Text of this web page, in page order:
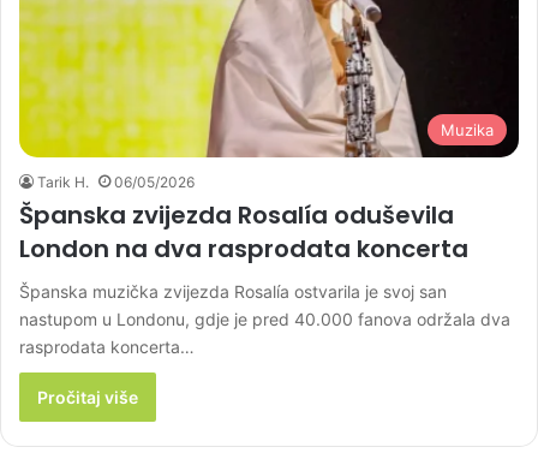
Muzika
Tarik H. 06/05/2026
Španska zvijezda Rosalía oduševila
London na dva rasprodata koncerta
Španska muzička zvijezda Rosalía ostvarila je svoj san
nastupom u Londonu, gdje je pred 40.000 fanova održala dva
rasprodata koncerta…
Pročitaj više